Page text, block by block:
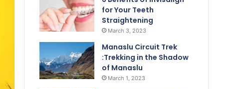
for Your Teeth
Straightening
March 3, 2023
Manaslu Circuit Trek
:Trekking in the Shadow
of Manaslu
March 1, 2023